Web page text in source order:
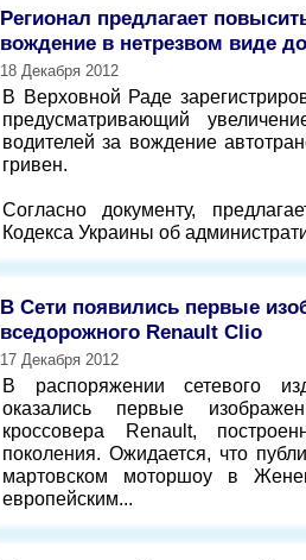
Регионал предлагает
вождение в нетрезвом виде
18 Декабря 2012
В Верховной Раде
предусматривающий
водителей за вождение
гривен.
Согласно документу,
Кодекса Украины об
В Сети появились первые
вседорожного Renault Clio
17 Декабря 2012
В распоряжении сетевого
оказались первые
кроссовера Renault,
поколения. Ожидается, что
мартовском моторшоу в
европейским...